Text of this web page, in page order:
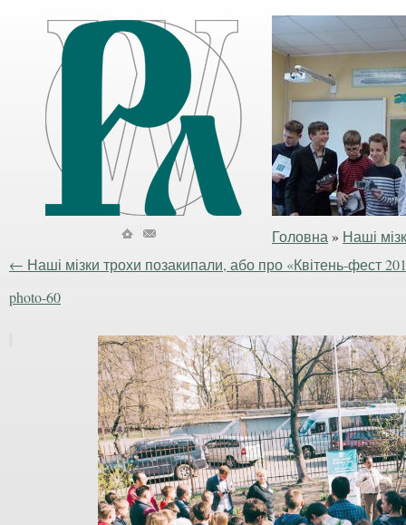
Головна » Наші
← Наші мізки трохи позакипали, або про «Квітень-фест
photo-60